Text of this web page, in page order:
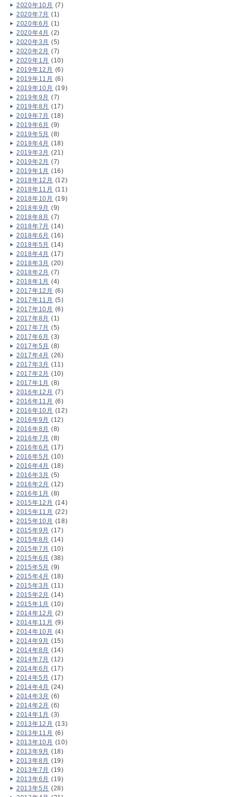
2020年10月 (7)
2020年7月 (1)
2020年6月 (1)
2020年4月 (2)
2020年3月 (5)
2020年2月 (7)
2020年1月 (10)
2019年12月 (6)
2019年11月 (6)
2019年10月 (19)
2019年9月 (7)
2019年8月 (17)
2019年7月 (18)
2019年6月 (9)
2019年5月 (8)
2019年4月 (18)
2019年3月 (21)
2019年2月 (7)
2019年1月 (16)
2018年12月 (12)
2018年11月 (11)
2018年10月 (19)
2018年9月 (9)
2018年8月 (7)
2018年7月 (14)
2018年6月 (16)
2018年5月 (14)
2018年4月 (17)
2018年3月 (20)
2018年2月 (7)
2018年1月 (4)
2017年12月 (6)
2017年11月 (5)
2017年10月 (6)
2017年8月 (1)
2017年7月 (5)
2017年6月 (3)
2017年5月 (8)
2017年4月 (26)
2017年3月 (11)
2017年2月 (10)
2017年1月 (8)
2016年12月 (7)
2016年11月 (6)
2016年10月 (12)
2016年9月 (12)
2016年8月 (8)
2016年7月 (8)
2016年6月 (17)
2016年5月 (10)
2016年4月 (18)
2016年3月 (5)
2016年2月 (12)
2016年1月 (8)
2015年12月 (14)
2015年11月 (22)
2015年10月 (18)
2015年9月 (17)
2015年8月 (14)
2015年7月 (10)
2015年6月 (38)
2015年5月 (9)
2015年4月 (18)
2015年3月 (11)
2015年2月 (14)
2015年1月 (10)
2014年12月 (2)
2014年11月 (9)
2014年10月 (4)
2014年9月 (15)
2014年8月 (14)
2014年7月 (12)
2014年6月 (17)
2014年5月 (17)
2014年4月 (24)
2014年3月 (6)
2014年2月 (6)
2014年1月 (3)
2013年12月 (13)
2013年11月 (6)
2013年10月 (10)
2013年9月 (18)
2013年8月 (19)
2013年7月 (19)
2013年6月 (19)
2013年5月 (28)